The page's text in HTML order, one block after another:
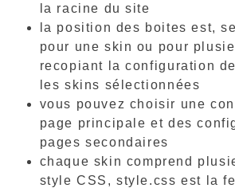
la racine du site
la position des boites est,
pour une skin ou pour
recopiant la configuration
les skins sélectionnées
vous pouvez choisir une
page principale et des
pages secondaires
chaque skin comprend
style CSS, style.css est la